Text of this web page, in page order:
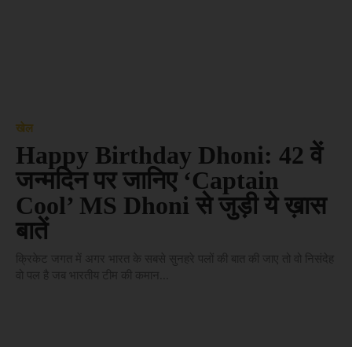
खेल
Happy Birthday Dhoni: 42 वें
जन्मदिन पर जानिए ‘Captain
Cool’ MS Dhoni से जुड़ी ये ख़ास
बातें